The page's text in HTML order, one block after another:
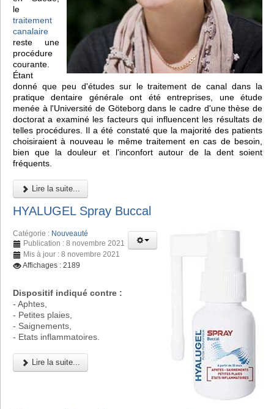
le
traitement
canalaire
reste une
procédure
courante.
Étant
donné que peu d'études sur le traitement de canal dans la
pratique dentaire générale ont été entreprises, une étude
menée à l'Université de Göteborg dans le cadre d'une thèse de
doctorat a examiné les facteurs qui influencent les résultats de
telles procédures. Il a été constaté que la majorité des patients
choisiraient à nouveau le même traitement en cas de besoin,
bien que la douleur et l'inconfort autour de la dent soient
fréquents.
Lire la suite...
HYALUGEL Spray Buccal
Catégorie : Nouveauté
Publication : 8 novembre 2021
Mis à jour : 8 novembre 2021
Affichages : 2189
Dispositif indiqué contre :
- Aphtes,
- Petites plaies,
- Saignements,
- Etats inflammatoires.
Lire la suite...